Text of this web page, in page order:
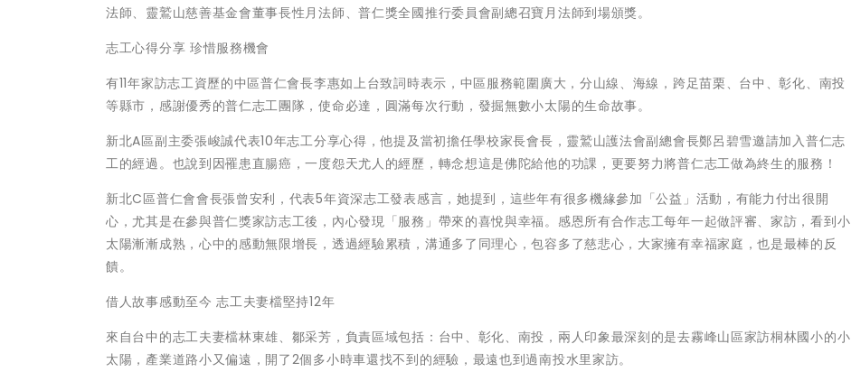
法師、靈鷲山慈善基金會董事長性月法師、普仁獎全國推行委員會副總召寶月法師到場頒獎。
志工心得分享 珍惜服務機會
有11年家訪志工資歷的中區普仁會長李惠如上台致詞時表示，中區服務範圍廣大，分山線、海線，跨足苗栗、台中、彰化、南投
等縣市，感謝優秀的普仁志工團隊，使命必達，圓滿每次行動，發掘無數小太陽的生命故事。
新北A區副主委張峻誠代表10年志工分享心得，他提及當初擔任學校家長會長，靈鷲山護法會副總會長鄭呂碧雪邀請加入普仁志
工的經過。也說到因罹患直腸癌，一度怨天尤人的經歷，轉念想這是佛陀給他的功課，更要努力將普仁志工做為終生的服務！
新北C區普仁會會長張曾安利，代表5年資深志工發表感言，她提到，這些年有很多機緣參加「公益」活動，有能力付出很開
心，尤其是在參與普仁獎家訪志工後，內心發現「服務」帶來的喜悅與幸福。感恩所有合作志工每年一起做評審、家訪，看到小
太陽漸漸成熟，心中的感動無限增長，透過經驗累積，溝通多了同理心，包容多了慈悲心，大家擁有幸福家庭，也是最棒的反
饋。
借人故事感動至今 志工夫妻檔堅持12年
來自台中的志工夫妻檔林東雄、鄒采芳，負責區域包括：台中、彰化、南投，兩人印象最深刻的是去霧峰山區家訪桐林國小的小
太陽，產業道路小又偏遠，開了2個多小時車還找不到的經驗，最遠也到過南投水里家訪。